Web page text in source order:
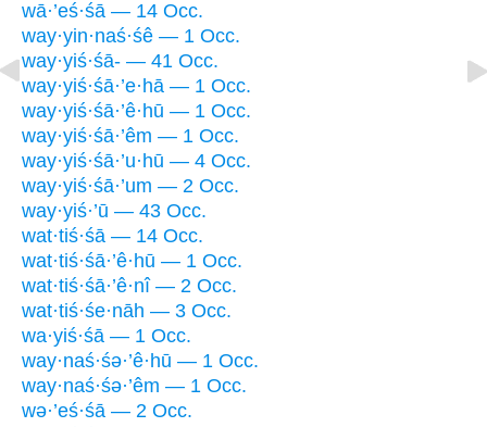
wā·’eś·śā — 14 Occ.
way·yin·naś·śê — 1 Occ.
way·yiś·śā- — 41 Occ.
way·yiś·śā·’e·hā — 1 Occ.
way·yiś·śā·’ê·hū — 1 Occ.
way·yiś·śā·’êm — 1 Occ.
way·yiś·śā·’u·hū — 4 Occ.
way·yiś·śā·’um — 2 Occ.
way·yiś·’ū — 43 Occ.
wat·tiś·śā — 14 Occ.
wat·tiś·śā·’ê·hū — 1 Occ.
wat·tiś·śā·’ê·nî — 2 Occ.
wat·tiś·śe·nāh — 3 Occ.
wa·yiś·śā — 1 Occ.
way·naś·śə·’ê·hū — 1 Occ.
way·naś·śə·’êm — 1 Occ.
wə·’eś·śā — 2 Occ.